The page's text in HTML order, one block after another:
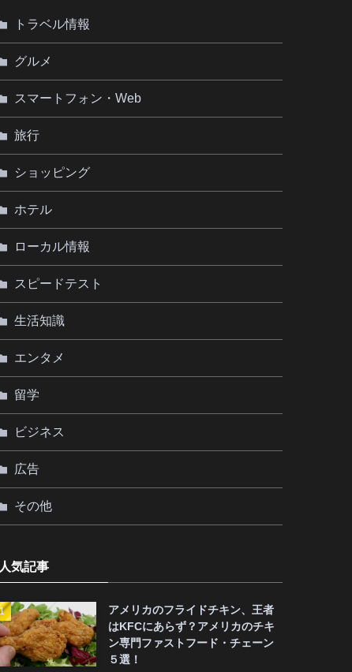
トラベル情報
グルメ
スマートフォン・Web
旅行
ショッピング
ホテル
ローカル情報
スピードテスト
生活知識
エンタメ
留学
ビジネス
広告
その他
人気記事
アメリカのフライドチキン、王者
はKFCにあらず？アメリカのチキ
ン専門ファストフード・チェーン
５選！